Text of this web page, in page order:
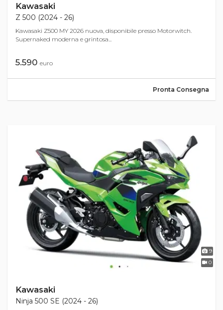
Kawasaki
Z 500 (2024 - 26)
Kawasaki Z500 MY 2026 nuova, disponibile presso Motorwitch.
Supernaked moderna e grintosa...
5.590 euro
Pronta Consegna
9
0
Kawasaki
Ninja 500 SE (2024 - 26)